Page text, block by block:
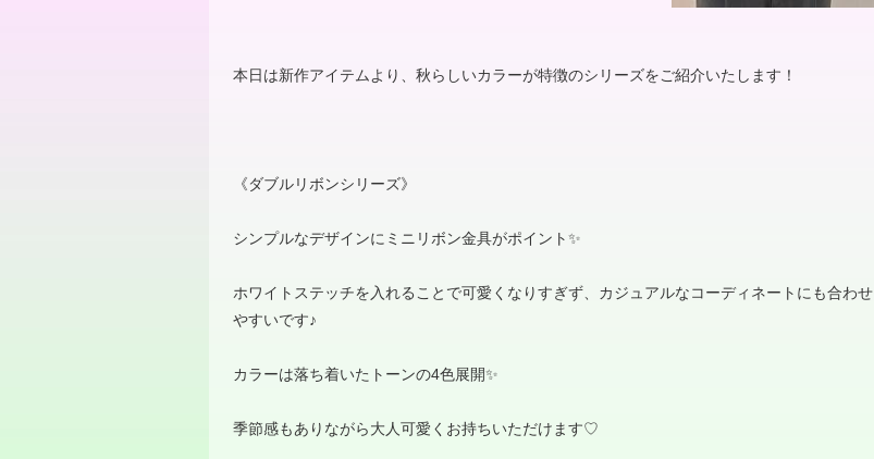
本日は新作アイテムより、秋らしいカラーが特徴のシリーズをご紹介いたします！
《ダブルリボンシリーズ》
シンプルなデザインにミニリボン金具がポイント✨
ホワイトステッチを入れることで可愛くなりすぎず、カジュアルなコーディネートにも合わせ
やすいです♪
カラーは落ち着いたトーンの4色展開✨
季節感もありながら大人可愛くお持ちいただけます♡